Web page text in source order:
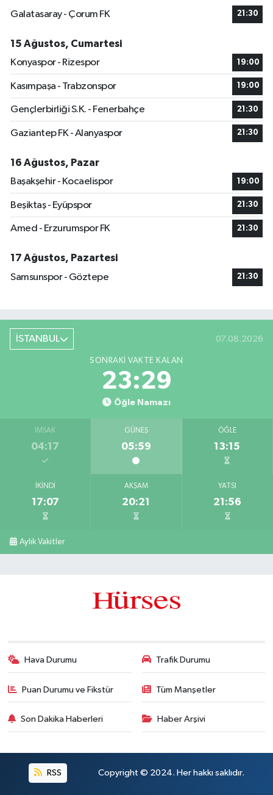
Galatasaray - Çorum FK
21:30
15 Ağustos, Cumartesi
Konyaspor - Rizespor
19:00
Kasımpaşa - Trabzonspor 19:00
Gençlerbirliği S.K. - Fenerbahçe 21:30
Gaziantep FK - Alanyaspor 21:30
16 Ağustos, Pazar
Başakşehir - Kocaelispor
19:00
Beşiktaş - Eyüpspor 21:30
Amed - Erzurumspor FK 21:30
17 Ağustos, Pazartesi
Samsunspor - Göztepe
21:30
İSTANBUL 07.08.2026
SONRAKI VAKTE KALAN
23:28
Öğle Namazı
İMSAK
04:17
GÜNEŞ
05:59
ÖĞLE
13:15
İKINDI
17:07
AKŞAM
20:21
YATSI
21:56
Aylık Vakitler
Hava Durumu Trafik Durumu
Puan Durumu ve Fikstür Tüm Manşetler
Son Dakika Haberleri Haber Arşivi
RSS Copyright © 2024. Her hakkı saklıdır.